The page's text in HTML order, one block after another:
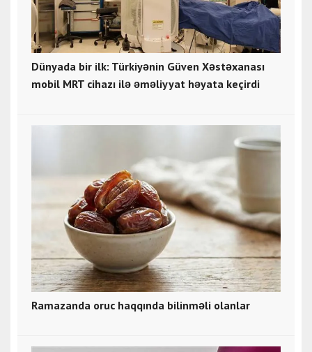
Dünyada bir ilk: Türkiyənin Güven Xəstəxanası
mobil MRT cihazı ilə əməliyyat həyata keçirdi
Ramazanda oruc haqqında bilinməli olanlar